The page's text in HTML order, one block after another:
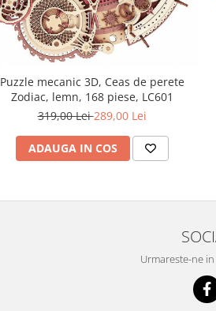
Puzzle mecanic 3D, Ceas de perete
Zodiac, lemn, 168 piese, LC601
319,00 Lei289,00 Lei
ADAUGA IN COS
Urmareste-ne